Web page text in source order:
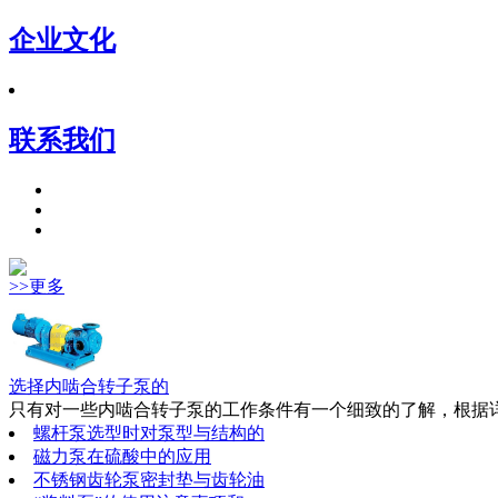
企业文化
联系我们
>>更多
选择内啮合转子泵的
只有对一些内啮合转子泵的工作条件有一个细致的了解，根据
螺杆泵选型时对泵型与结构的
磁力泵在硫酸中的应用
不锈钢齿轮泵密封垫与齿轮油